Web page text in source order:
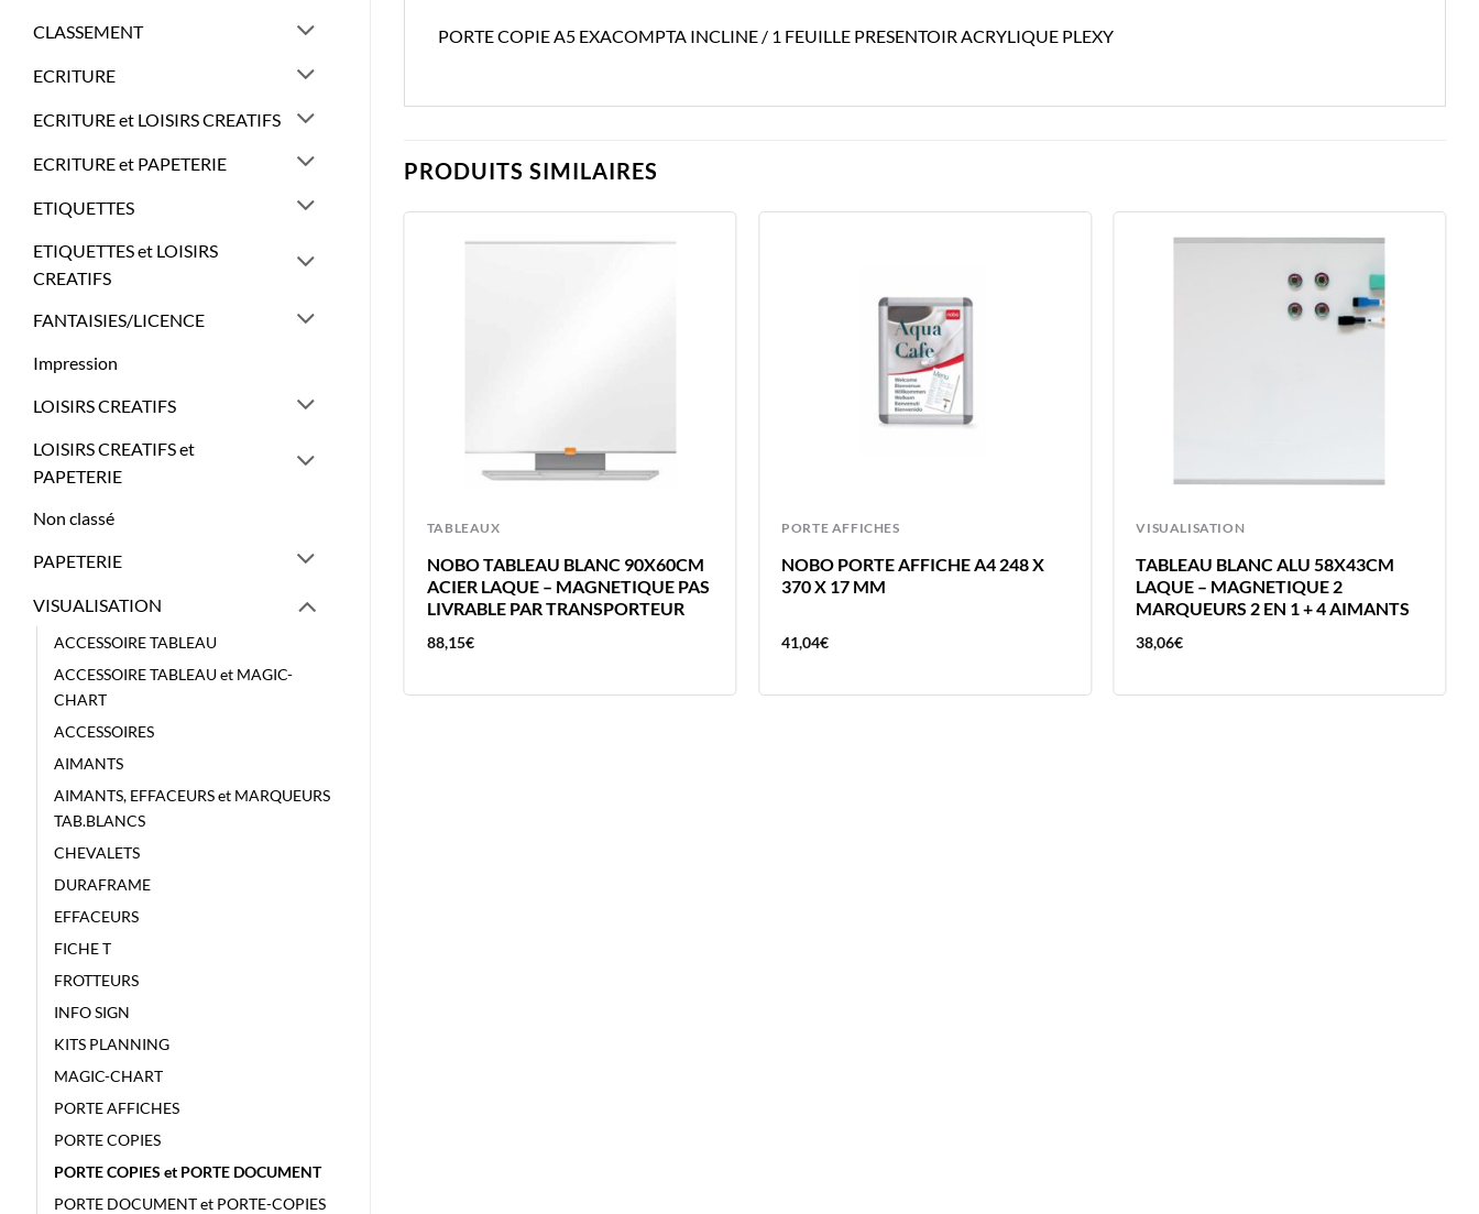
CLASSEMENT
ECRITURE
ECRITURE et LOISIRS CREATIFS
ECRITURE et PAPETERIE
ETIQUETTES
ETIQUETTES et LOISIRS
CREATIFS
FANTAISIES/LICENCE
Impression
LOISIRS CREATIFS
LOISIRS CREATIFS et
PAPETERIE
Non classé
PAPETERIE
VISUALISATION
ACCESSOIRE TABLEAU
ACCESSOIRE TABLEAU et MAGIC-
CHART
ACCESSOIRES
AIMANTS
AIMANTS, EFFACEURS et MARQUEURS
TAB.BLANCS
CHEVALETS
DURAFRAME
EFFACEURS
FICHE T
FROTTEURS
INFO SIGN
KITS PLANNING
MAGIC-CHART
PORTE AFFICHES
PORTE COPIES
PORTE COPIES et PORTE DOCUMENT
PORTE DOCUMENT et PORTE-COPIES
PORTE COPIE A5 EXACOMPTA INCLINE / 1 FEUILLE PRESENTOIR ACRYLIQUE PLEXY
PRODUITS SIMILAIRES
TABLEAUX
NOBO TABLEAU BLANC 90X60CM
ACIER LAQUE – MAGNETIQUE PAS
LIVRABLE PAR TRANSPORTEUR
88,15€
PORTE AFFICHES
NOBO PORTE AFFICHE A4 248 X
370 X 17 MM
41,04€
VISUALISATION
TABLEAU BLANC ALU 58X43CM
LAQUE – MAGNETIQUE 2
MARQUEURS 2 EN 1 + 4 AIMANTS
38,06€
ACCESSOIRE TABLEAU
MAGNETOPLAN 19MMX5M
ADHESIVE
18,72€